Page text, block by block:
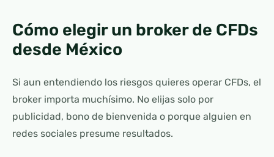
Cómo elegir un broker de CFDs
desde México
Si aun entendiendo los riesgos quieres operar CFDs, el
broker importa muchísimo. No elijas solo por
publicidad, bono de bienvenida o porque alguien en
redes sociales presume resultados.